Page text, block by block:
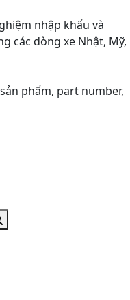
nhập khẩu và
các dòng xe Nhật, Mỹ,
phẩm, part number,